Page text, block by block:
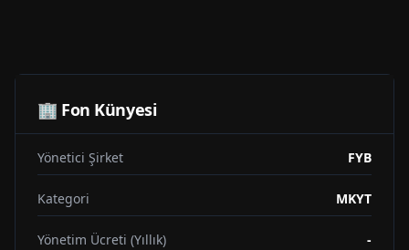
🏢 Fon Künyesi
Yönetici Şirket FYB
Kategori MKYT
Yönetim Ücreti (Yıllık) -